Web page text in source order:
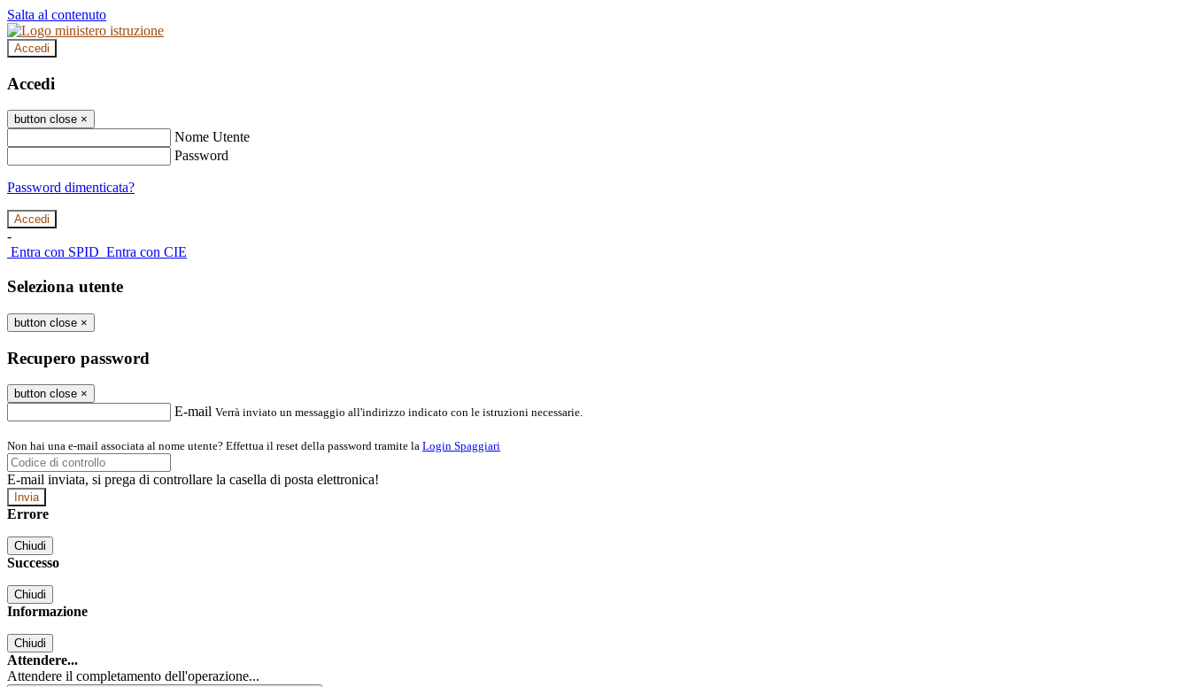
Salta al contenuto
Accedi
Accedi
button close ×
Nome Utente
Password
Password dimenticata?
-
Entra con SPID Entra con CIE
Seleziona utente
button close ×
Recupero password
button close ×
E-mail Verrà inviato un messaggio all'indirizzo indicato con le istruzioni necessarie.
Non hai una e-mail associata al nome utente? Effettua il reset della password tramite la Login Spaggiari
E-mail inviata, si prega di controllare la casella di posta elettronica!
Errore
Chiudi
Successo
Chiudi
Informazione
Chiudi
Attendere...
Attendere il completamento dell'operazione...